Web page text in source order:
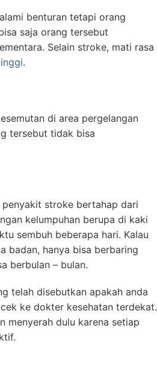
benturan tetapi orang
saja orang tersebut
Selain stroke, mati rasa
.
di area pergelangan
tersebut tidak bisa
stroke bertahap dari
kelumpuhan berupa di kaki
sembuh beberapa hari. Kalau
badan, hanya bisa berbaring
berbulan – bulan.
telah disebutkan apakah anda
ke dokter kesehatan terdekat.
menyerah dulu karena setiap